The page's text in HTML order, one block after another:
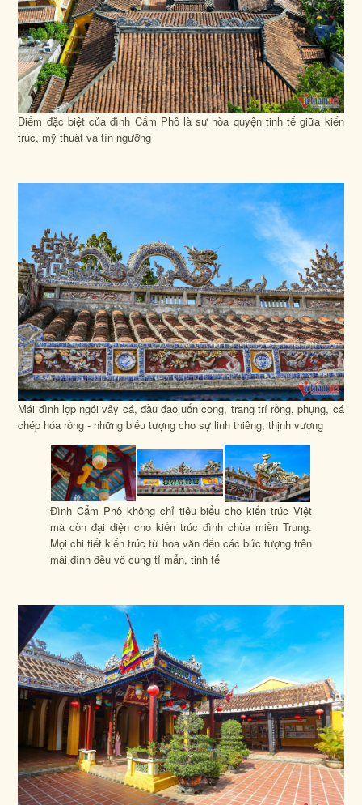
Điểm đặc biệt của đình Cẩm Phô là sự hòa quyện tinh tế giữa kiến
trúc, mỹ thuật và tín ngưỡng
Mái đình lợp ngói vảy cá, đầu đao uốn cong, trang trí rồng, phụng, cá
chép hóa rồng - những biểu tượng cho sự linh thiêng, thịnh vượng
Đình Cẩm Phô không chỉ tiêu biểu cho kiến trúc Việt
mà còn đại diện cho kiến trúc đình chùa miền Trung.
Mọi chi tiết kiến trúc từ hoa văn đến các bức tượng trên
mái đình đều vô cùng tỉ mẩn, tinh tế